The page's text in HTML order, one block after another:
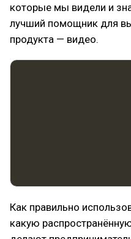
которые мы видели и
лучший помощник для
продукта — видео.
Как правильно
какую